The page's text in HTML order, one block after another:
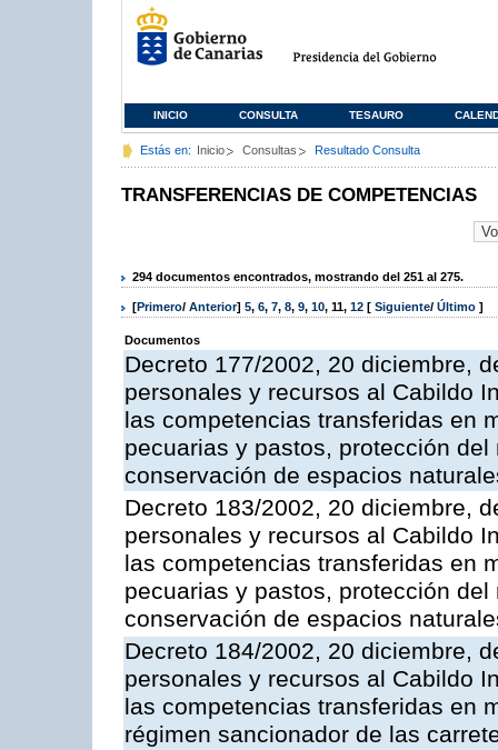
INICIO CONSULTA TESAURO
Estás en: Inicio Consultas Resultado Consulta
TRANSFERENCIAS DE COMPETENCIAS
294 documentos encontrados, mostrando del 251 al 275.
[Primero/ Anterior] 5, 6, 7, 8, 9, 10, 11, 12 [ Siguiente/ Último ]
Documentos
Decreto 177/2002, 20 diciembre,
personales y recursos al Cabildo
las competencias transferidas en
pecuarias y pastos, protección
conservación de espacios
Decreto 183/2002, 20 diciembre,
personales y recursos al Cabildo
las competencias transferidas en
pecuarias y pastos, protección
conservación de espacios
Decreto 184/2002, 20 diciembre,
personales y recursos al Cabildo
las competencias transferidas en
régimen sancionador de las